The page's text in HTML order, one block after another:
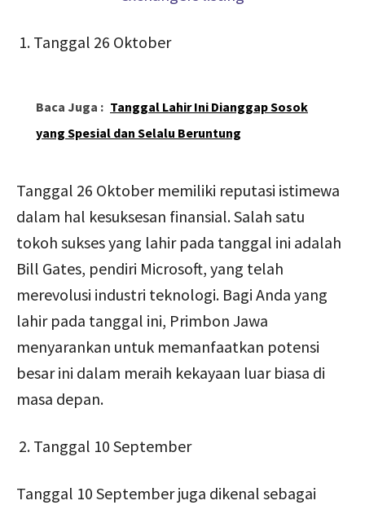
Tanggal 26 Oktober
Baca Juga : Tanggal Lahir Ini Dianggap Sosok
yang Spesial dan Selalu Beruntung
Tanggal 26 Oktober memiliki reputasi istimewa
dalam hal kesuksesan finansial. Salah satu
tokoh sukses yang lahir pada tanggal ini adalah
Bill Gates, pendiri Microsoft, yang telah
merevolusi industri teknologi. Bagi Anda yang
lahir pada tanggal ini, Primbon Jawa
menyarankan untuk memanfaatkan potensi
besar ini dalam meraih kekayaan luar biasa di
masa depan.
Tanggal 10 September
Tanggal 10 September juga dikenal sebagai